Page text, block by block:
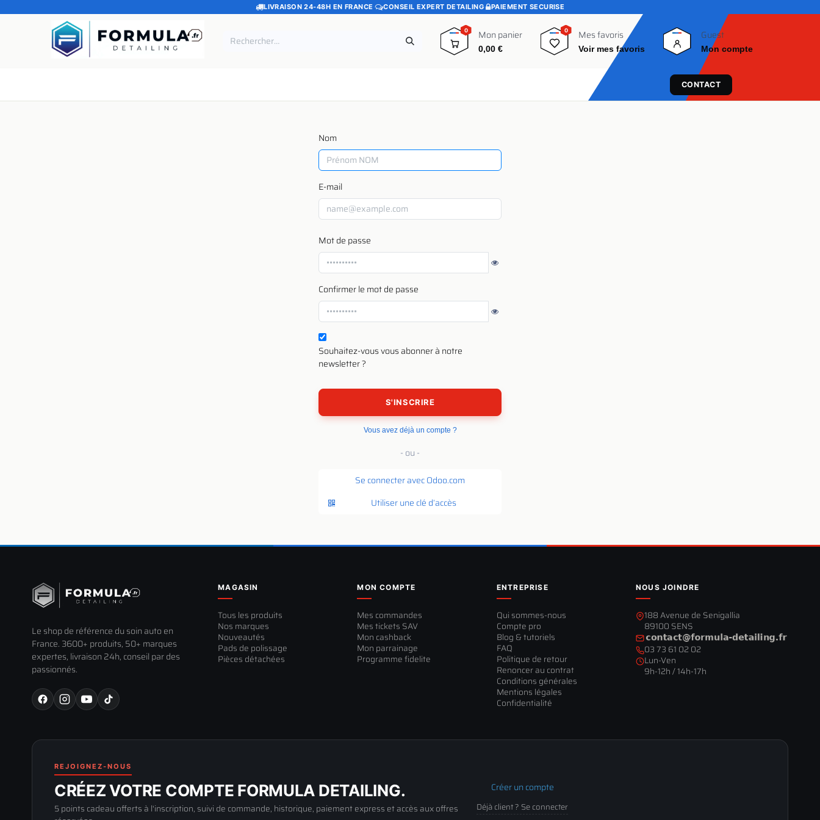
SE RENDRE AU CONTENU
LIVRAISON 24-48H EN FRANCE · CONSEIL EXPERT DETAILING· PAIEMENT SECURISE
0 Mon panier
0,00€
0
0 Mes favoris
Voir mes favoris
Guest
Mon compte
CONTACT
Nom
E-mail
Mot de passe
Confirmer le mot de passe
Souhaitez-vous vous abonner à notre
newsletter ?
S'INSCRIRE
Vous avez déjà un compte ?
- ou -
Se connecter avec Odoo.com
Utiliser une clé d’accès
Le shop de référence du soin auto en
France. 3600+ produits, 50+ marques
expertes, livraison 24h, conseil par des
passionnés.
MAGASIN
Tous les produits
Nos marques
Nouveautés
Pads de polissage
Pièces détachées
MON COMPTE
Mes commandes
Mes tickets SAV
Mon cashback
Mon parrainage
Programme fidelite
ENTREPRISE
Qui sommes-nous
Compte pro
Blog & tutoriels
FAQ
Politique de retour
Renoncer au contrat
Conditions générales
Mentions légales
Confidentialité
NOUS JOINDRE
188 Avenue de Senigallia
89100 SENS
03 73 61 02 02
Lun-Ven
9h-12h / 14h-17h
REJOIGNEZ-NOUS
CRÉEZ VOTRE COMPTE FORMULA DETAILING.
5 points cadeau offerts à l'inscription, suivi de commande, historique, paiement express et accès aux offres
Créer un compte
Déjà client ? Se connecter